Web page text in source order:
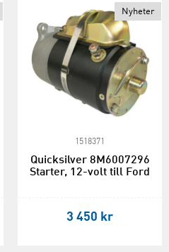
Nyheter
1518371
Quicksilver 8M6007296
Starter, 12-volt till Ford
3 450 kr